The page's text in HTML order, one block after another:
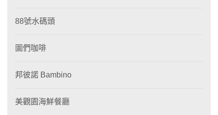
88號水碼頭
圖們咖啡
邦彼諾 Bambino
美觀園海鮮餐廳